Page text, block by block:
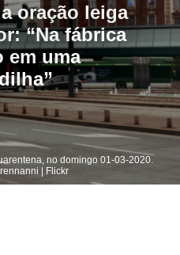
oração leiga
“Na fábrica
em uma
no domingo 01-03-2020.
| Flickr